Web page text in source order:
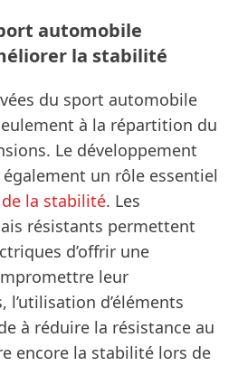
automobile
la stabilité
du sport automobile
à la répartition du
Le développement
un rôle essentiel
la stabilité. Les
résistants permettent
d’offrir une
leur
l’utilisation d’éléments
à réduire la résistance au
encore la stabilité lors de